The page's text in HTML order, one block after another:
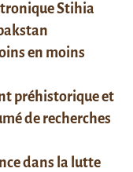
Stihia
en moins
préhistorique et
de recherches
dans la lutte